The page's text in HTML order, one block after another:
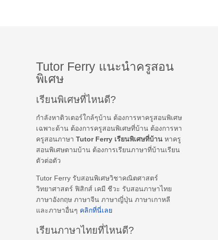
Tutor Ferry แนะนำครูสอน
พิเศษ
เรียนพิเศษที่ไหนดี?
กำลังหาติวเตอร์ใกล้ๆบ้าน ต้องการหาครูสอนพิเศษ
เฉพาะด้าน ต้องการครูสอนพิเศษที่บ้าน ต้องการหา
ครูสอนภาษา Tutor Ferry เรียนพิเศษที่บ้าน หาครู
สอนพิเศษตามบ้าน ต้องการเรียนภาษาที่บ้านเรียน
ตัวต่อตัว
Tutor Ferry รับสอนพิเศษวิชาคณิตศาสตร์
วิทยาศาสตร์ ฟิสิกส์ เคมี ชีวะ รับสอนภาษาไทย
ภาษาอังกฤษ ภาษาจีน ภาษาญี่ปุ่น ภาษาเกาหลี
และภาษาอื่นๆ คลิกที่นี่เลย
เรียนภาษาไทยที่ไหนดี?